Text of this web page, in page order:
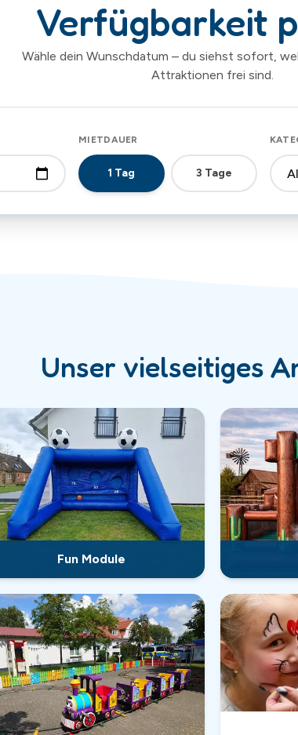
Verfügbarkeit
Wähle dein Wunschdatum – du siehst sofort,
Attraktionen frei sind.
MIETDAUER
1 Tag 3 Tage
Unser vielseitiges
Fun Module